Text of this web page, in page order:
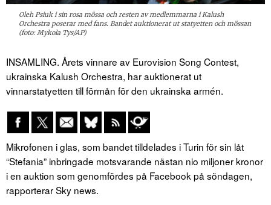
Oleh Psiuk i sin rosa mössa och resten av medlemmarna i Kalush
Orchestra poserar med fans. Bandet auktionerat ut statyetten och mössan
(foto: Mykola Tys/AP)
INSAMLING. Årets vinnare av Eurovision Song Contest,
ukrainska Kalush Orchestra, har auktionerat ut
vinnarstatyetten till förmån för den ukrainska armén.
Mikrofonen i glas, som bandet tilldelades i Turin för sin låt
“Stefania” inbringade motsvarande nästan nio miljoner kronor
i en auktion som genomfördes på Facebook på söndagen,
rapporterar Sky news.